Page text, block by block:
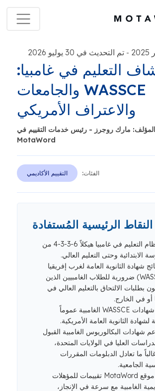
- تم التحديث في 30 يوليو 2026
التعليم في غامبيا:
WASSCE والجامعات
والاعتراف الأمريكي
مارك روجرز - رئيس خدمات التقييم في
MotaWord
الفئات: التقييم الأكاديمي
النقاط الرئيسية المُستفادة
يتبع نظام التعليم في غامبيا هيكلاً 6-3-3-4 من
الابتدائية وحتى التعليم العالي.
شهادة الثانوية العامة لغرب إفريقيا
(WASSCE) ضرورية للطلاب الغامبيين الذين
بطلبات الالتحاق بالتعليم العالي في
أو في الخارج.
تُعتبر شهادات WASSCE الغامبية عموماً
لشهادة الثانوية العامة الأمريكية.
شهادات البكالوريوس الغامبية القبول
العليا في الولايات المتحدة،
غالباً ما تعادل الدبلومات المقررات
الجامعية.
يقدم موقع MotaWord تقييمات للمؤهلات
الغامبية مع سرعة في الإنجاز،